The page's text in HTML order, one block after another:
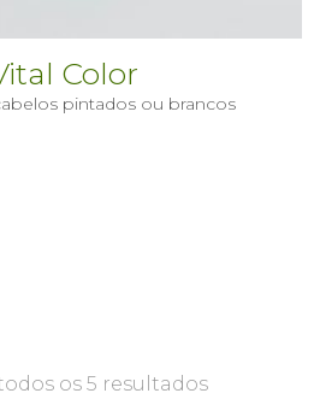
Color
pintados ou brancos
os 5 resultados